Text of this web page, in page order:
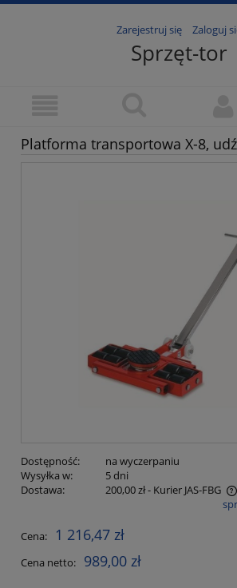
Zarejestruj się Zaloguj
Sprzęt-tor
Platforma transportowa X-8,
Dostępność:
na wyczerpaniu
Wysyłka w:
5 dni
Dostawa:
200,00 zł- Kurier JAS-FBG
Cena nie zawiera ewentualnych kosztów
Cena: 1 216,47 zł
Cena netto: 989,00 zł